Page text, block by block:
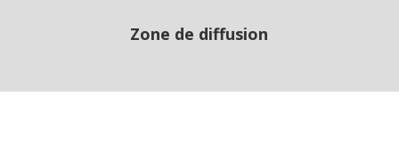
Zone de diffusion